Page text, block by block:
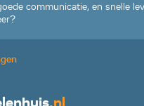
communicatie, en snelle